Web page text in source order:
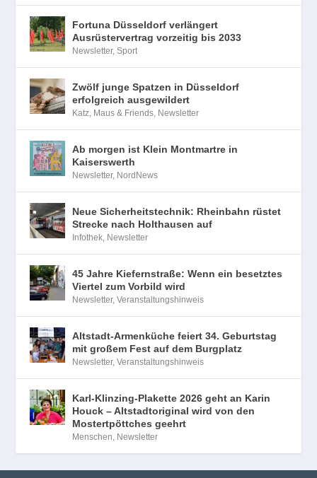
Fortuna Düsseldorf verlängert
Ausrüstervertrag vorzeitig bis 2033
Newsletter,Sport
Zwölf junge Spatzen in Düsseldorf
erfolgreich ausgewildert
Katz, Maus & Friends, Newsletter
Ab morgen ist Klein Montmartre in
Kaiserswerth
Newsletter, NordNews
Neue Sicherheitstechnik: Rheinbahn rüstet
Strecke nach Holthausen auf
Infothek, Newsletter
45 Jahre Kiefernstraße: Wenn ein besetztes
Viertel zum Vorbild wird
Newsletter,Veranstaltungshinweis
Altstadt-Armenküche feiert 34. Geburtstag
mit großem Fest auf dem Burgplatz
Newsletter,Veranstaltungshinweis
Karl-Klinzing-Plakette 2026 geht an Karin
Houck – Altstadtoriginal wird von den
Mostertpöttches geehrt
Menschen, Newsletter